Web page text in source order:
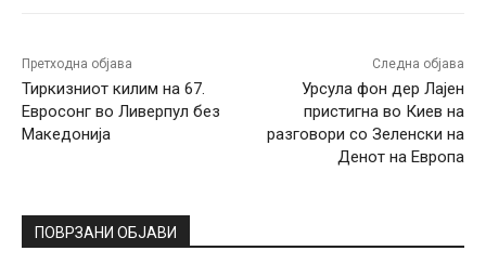
Претходна објава
Тиркизниот килим на 67.
Евросонг во Ливерпул без
Македонија
Следна објава
Урсула фон дер Лајен
пристигна во Киев на
разговори со Зеленски на
Денот на Европа
ПОВРЗАНИ ОБЈАВИ